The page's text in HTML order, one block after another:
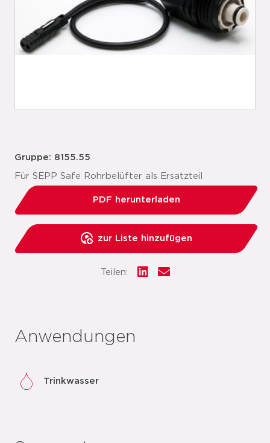
Gruppe: 8155.55
Für SEPP Safe Rohrbelüfter als Ersatzteil
PDF herunterladen
zur Liste hinzufügen
Teilen:
Anwendungen
Trinkwasser